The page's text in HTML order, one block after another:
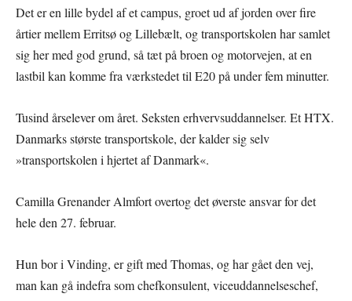
Det er en lille bydel af et campus, groet ud af jorden over fire
årtier mellem Erritsø og Lillebælt, og transportskolen har samlet
sig her med god grund, så tæt på broen og motorvejen, at en
lastbil kan komme fra værkstedet til E20 på under fem minutter.
Tusind årselever om året. Seksten erhvervsuddannelser. Et HTX.
Danmarks største transportskole, der kalder sig selv
»transportskolen i hjertet af Danmark«.
Camilla Grenander Almfort overtog det øverste ansvar for det
hele den 27. februar.
Hun bor i Vinding, er gift med Thomas, og har gået den vej,
man kan gå indefra som chefkonsulent, viceuddannelseschef,